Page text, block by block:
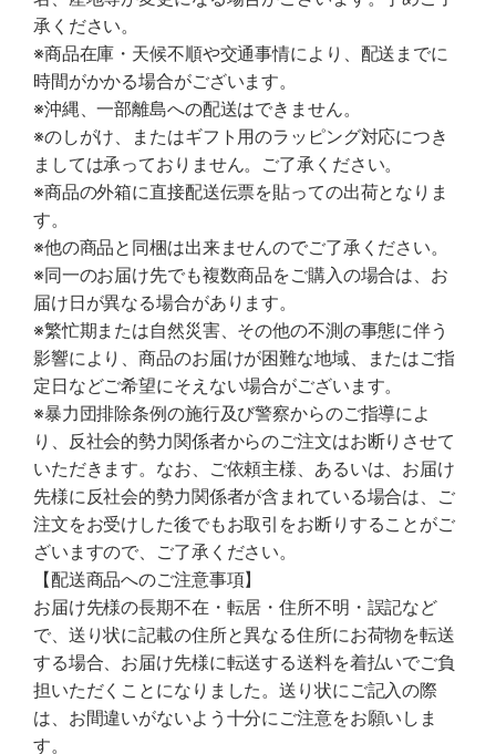
承ください。
※商品在庫・天候不順や交通事情により、配送までに
時間がかかる場合がございます。
※沖縄、一部離島への配送はできません。
※のしがけ、またはギフト用のラッピング対応につき
ましては承っておりません。ご了承ください。
※商品の外箱に直接配送伝票を貼っての出荷となりま
す。
※他の商品と同梱は出来ませんのでご了承ください。
※同一のお届け先でも複数商品をご購入の場合は、お
届け日が異なる場合があります。
※繁忙期または自然災害、その他の不測の事態に伴う
影響により、商品のお届けが困難な地域、またはご指
定日などご希望にそえない場合がございます。
※暴力団排除条例の施行及び警察からのご指導によ
り、反社会的勢力関係者からのご注文はお断りさせて
いただきます。なお、ご依頼主様、あるいは、お届け
先様に反社会的勢力関係者が含まれている場合は、ご
注文をお受けした後でもお取引をお断りすることがご
ざいますので、ご了承ください。
【配送商品へのご注意事項】
お届け先様の長期不在・転居・住所不明・誤記など
で、送り状に記載の住所と異なる住所にお荷物を転送
する場合、お届け先様に転送する送料を着払いでご負
担いただくことになりました。送り状にご記入の際
は、お間違いがないよう十分にご注意をお願いしま
す。